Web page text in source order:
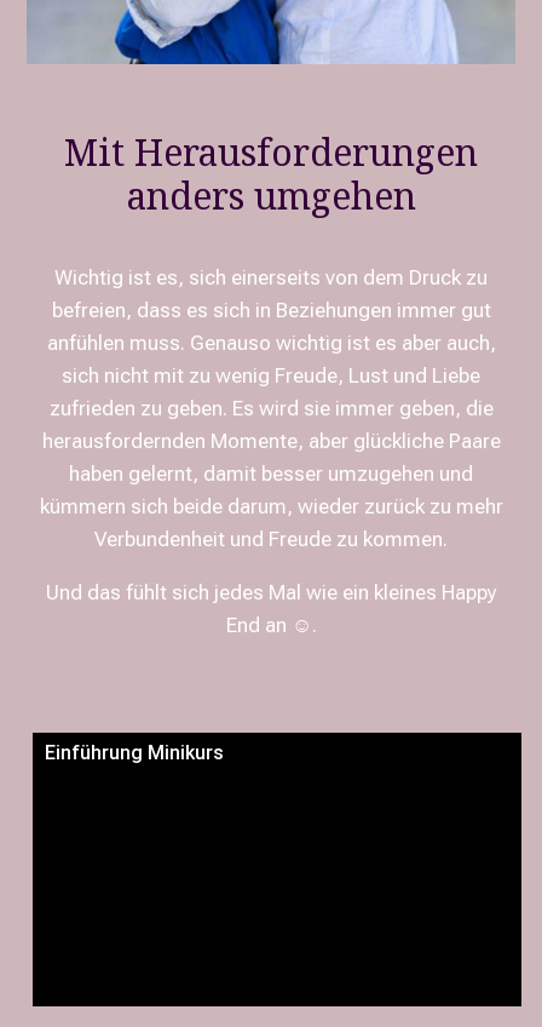
Mit Herausforderungen
anders umgehen
Wichtig ist es, sich einerseits von dem Druck zu
befreien, dass es sich in Beziehungen immer gut
anfühlen muss. Genauso wichtig ist es aber auch,
sich nicht mit zu wenig Freude, Lust und Liebe
zufrieden zu geben. Es wird sie immer geben, die
herausfordernden Momente, aber glückliche Paare
haben gelernt, damit besser umzugehen und
kümmern sich beide darum, wieder zurück zu mehr
Verbundenheit und Freude zu kommen.
Und das fühlt sich jedes Mal wie ein kleines Happy
End an ☺.
Einführung Minikurs